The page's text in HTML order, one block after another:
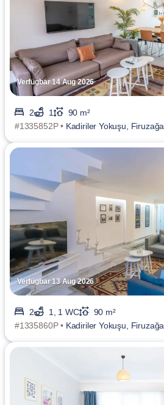
Verfügbar 14 Aug 2026
2 1
90 m²
#1335852P • Kadiriler Yokuşu, Firuzağa
Verfügbar 13 Aug 2026
2 1, 1 WC
90 m²
#1335860P • Kadiriler Yokuşu, Firuzağa